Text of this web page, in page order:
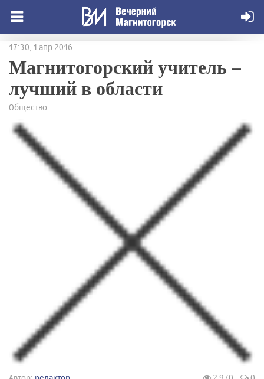
17:30, 1 апр 2016
Магнитогорский учитель –
лучший в области
Общество